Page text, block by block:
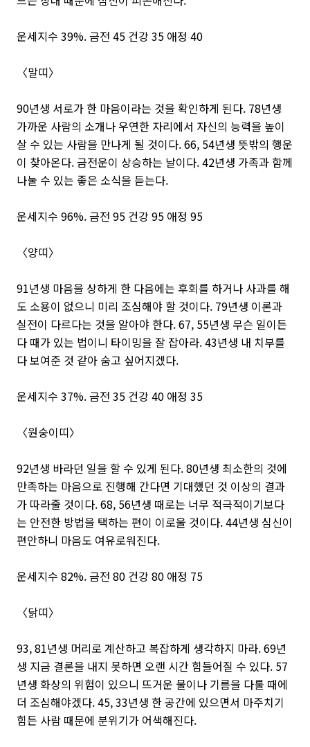
운세지수 39%. 금전 45 건강 35 애정 40
〈말띠〉
90년생 서로가 한 마음이라는 것을 확인하게 된다. 78년생
가까운 사람의 소개나 우연한 자리에서 자신의 능력을 높이
살 수 있는 사람을 만나게 될 것이다. 66, 54년생 뜻밖의 행운
이 찾아온다. 금전운이 상승하는 날이다. 42년생 가족과 함께
나눌 수 있는 좋은 소식을 듣는다.
운세지수 96%. 금전 95 건강 95 애정 95
〈양띠〉
91년생 마음을 상하게 한 다음에는 후회를 하거나 사과를 해
도 소용이 없으니 미리 조심해야 할 것이다. 79년생 이론과
실전이 다르다는 것을 알아야 한다. 67, 55년생 무슨 일이든
다 때가 있는 법이니 타이밍을 잘 잡아라. 43년생 내 치부를
다 보여준 것 같아 숨고 싶어지겠다.
운세지수 37%. 금전 35 건강 40 애정 35
〈원숭이띠〉
92년생 바라던 일을 할 수 있게 된다. 80년생 최소한의 것에
만족하는 마음으로 진행해 간다면 기대했던 것 이상의 결과
가 따라줄 것이다. 68, 56년생 때로는 너무 적극적이기보다
는 안전한 방법을 택하는 편이 이로울 것이다. 44년생 심신이
편안하니 마음도 여유로워진다.
운세지수 82%. 금전 80 건강 80 애정 75
〈닭띠〉
93, 81년생 머리로 계산하고 복잡하게 생각하지 마라. 69년
생 지금 결론을 내지 못하면 오랜 시간 힘들어질 수 있다. 57
년생 화상의 위험이 있으니 뜨거운 물이나 기름을 다룰 때에
더 조심해야겠다. 45, 33년생 한 공간에 있으면서 마주치기
힘든 사람 때문에 분위기가 어색해진다.